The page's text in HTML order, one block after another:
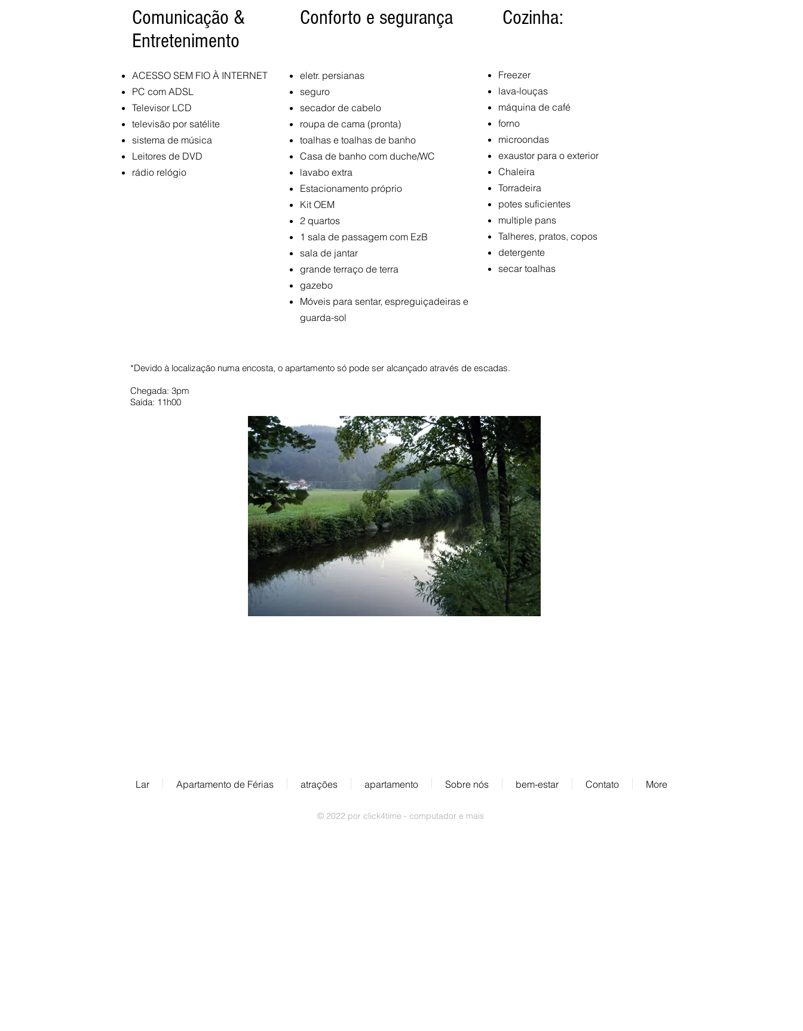
Comunicação &
Entretenimento
Conforto e segurança Cozinha:
ACESSO SEM FIO À INTERNET
PC com ADSL
Televisor LCD
televisão por satélite
sistema de música
Leitores de DVD
rádio relógio
eletr. persianas
seguro
secador de cabelo
roupa de cama (pronta)
toalhas e toalhas de banho
Casa de banho com duche/WC
lavabo extra
Estacionamento próprio
Kit OEM
2 quartos
1 sala de passagem com EzB
sala de jantar
grande terraço de terra
gazebo
Móveis para sentar, espreguiçadeiras e
guarda-sol
Freezer
lava-louças
máquina de café
forno
microondas
exaustor para o exterior
Chaleira
Torradeira
potes suficientes
multiple pans
Talheres, pratos, copos
detergente
secar toalhas
*Devido à localização numa encosta, o apartamento só pode ser alcançado através de escadas.
Chegada: 3pm
Saída: 11h00
Lar Apartamento de Férias atrações apartamento Sobre nós bem-estar Contato More
© 2022 por click4time - computador e mais